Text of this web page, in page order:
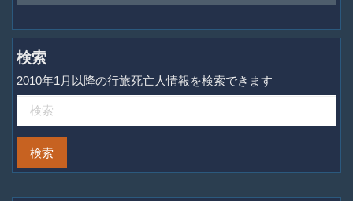
検索
2010年1月以降の行旅死亡人情報を検索できます